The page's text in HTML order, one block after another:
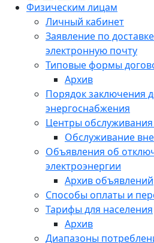
Физическим лицам
Личный кабинет
Заявление по
электронную почту
Типовые формы
Архив
Порядок заключения
энергоснабжения
Центры
Обслуживание
Объявления об
электроэнергии
Архив объявлений
Способы оплаты и
Тарифы для населения
Архив
Диапазоны